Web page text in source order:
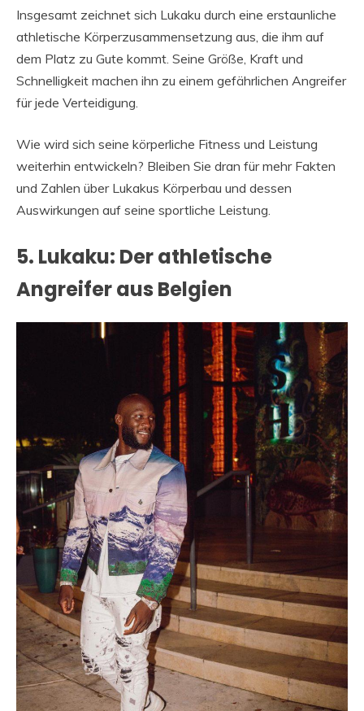
Insgesamt zeichnet sich Lukaku durch eine erstaunliche
athletische Körperzusammensetzung aus, die ihm auf
dem Platz zu Gute kommt. Seine Größe, Kraft und
Schnelligkeit machen ihn zu einem gefährlichen Angreifer
für jede Verteidigung.
Wie wird sich seine körperliche Fitness und Leistung
weiterhin entwickeln? Bleiben Sie dran für mehr Fakten
und Zahlen über Lukakus Körperbau und dessen
Auswirkungen auf seine sportliche Leistung.
5. Lukaku: Der athletische
Angreifer aus Belgien